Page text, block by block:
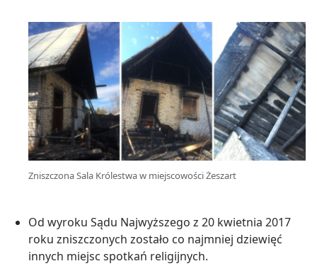
Zniszczona Sala Królestwa w miejscowości Żeszart
Od wyroku Sądu Najwyższego z 20 kwietnia 2017
roku zniszczonych zostało co najmniej dziewięć
innych miejsc spotkań religijnych.